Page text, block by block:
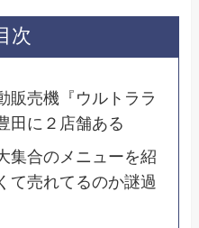
次
販売機『ウルトララ
田に２店舗ある
集合のメニューを紹
て売れてるのか謎過